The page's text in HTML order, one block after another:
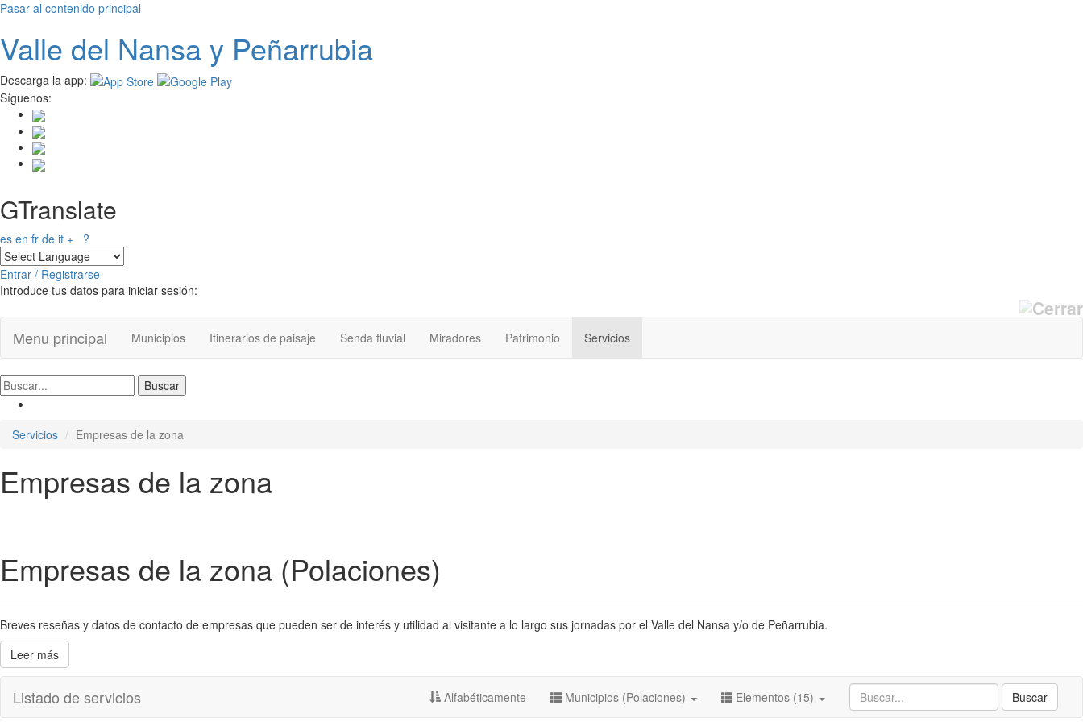
Pasar al contenido principal
Valle del Nansay Peñarrubia
Descarga la app:
Síguenos:
GTranslate
es en fr de it + ?
Entrar / Registrarse
Introduce tus datos para iniciar sesión:
Menu principal Municipios Itinerarios de paisaje Senda fluvial Miradores Patrimonio Servicios
Servicios Empresas de la zona
Empresas de la zona
Empresas de la zona (Polaciones)
Breves reseñas y datos de contacto de empresas que pueden ser de interés y utilidad al visitante a lo largo sus jornadas por el Valle del Nansa y/o de Peñarrubia.
Leer más
Listado de servicios Buscar
Alfabéticamente Municipios (Polaciones) Elementos (15)